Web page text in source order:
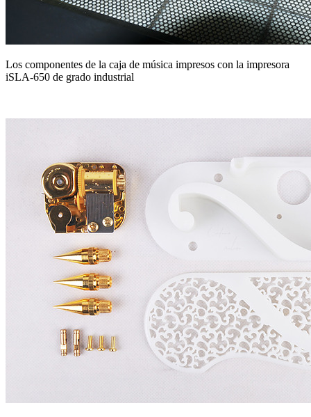
Los componentes de la caja de música impresos con la impresora
iSLA-650 de grado industrial